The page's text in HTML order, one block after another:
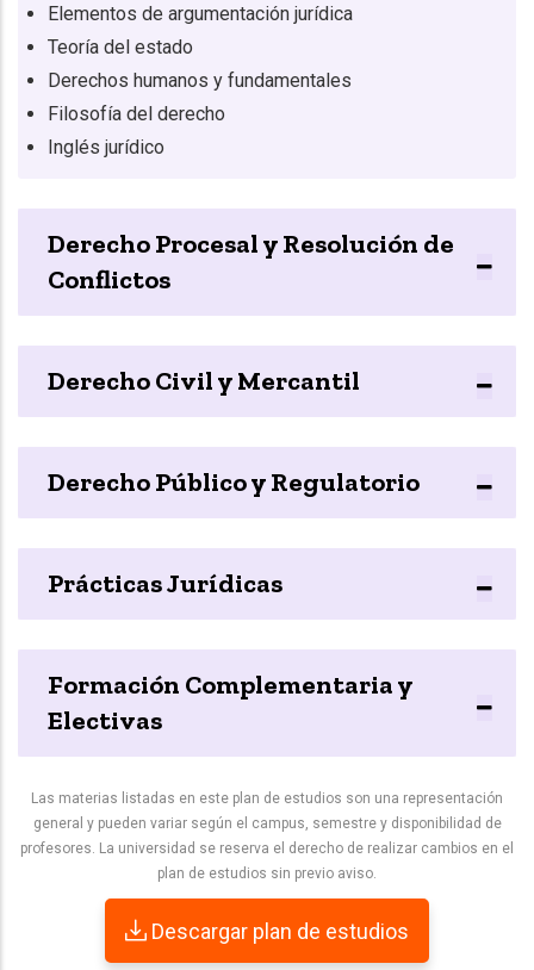
Elementos de argumentación jurídica
Teoría del estado
Derechos humanos y fundamentales
Filosofía del derecho
Inglés jurídico
Derecho Procesal y Resolución de
Conflictos
Derecho Civil y Mercantil
Derecho Público y Regulatorio
Prácticas Jurídicas
Formación Complementaria y
Electivas
Las materias listadas en este plan de estudios son una representación
general y pueden variar según el campus, semestre y disponibilidad de
profesores. La universidad se reserva el derecho de realizar cambios en el
plan de estudios sin previo aviso.
Descargar plan de estudios